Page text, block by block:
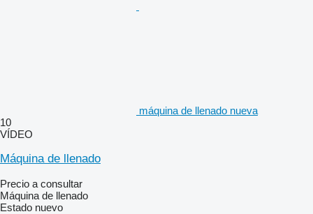
máquina de llenado nueva
10
VÍDEO
Máquina de llenado
Precio a consultar
Máquina de llenado
Estado nuevo